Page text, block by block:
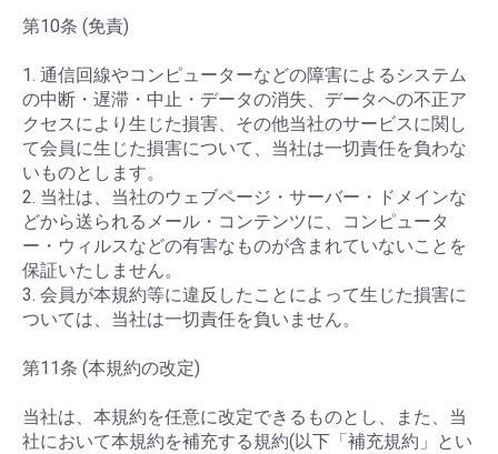
第10条 (免責)
1. 通信回線やコンピューターなどの障害によるシステム
の中断・遅滞・中止・データの消失、データへの不正ア
クセスにより生じた損害、その他当社のサービスに関し
て会員に生じた損害について、当社は一切責任を負わな
いものとします。
2. 当社は、当社のウェブページ・サーバー・ドメインな
どから送られるメール・コンテンツに、コンピュータ
ー・ウィルスなどの有害なものが含まれていないことを
保証いたしません。
3. 会員が本規約等に違反したことによって生じた損害に
ついては、当社は一切責任を負いません。
第11条 (本規約の改定)
当社は、本規約を任意に改定できるものとし、また、当
社において本規約を補充する規約(以下「補充規約」とい